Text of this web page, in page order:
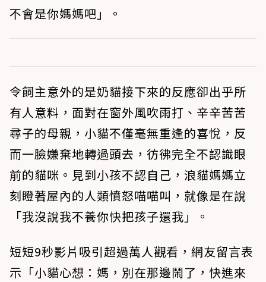
不會是你媽媽吧」。
令飼主意外的是奶貓接下來的反應卻出乎所
有人意料，面對在窗外風吹雨打、辛辛苦苦
尋子的母親，小貓不僅毫無重逢的喜悅，反
而一臉嫌棄地轉過頭去，彷彿完全不認識眼
前的貓咪。見到小孩不認自己，浪貓媽媽立
刻瞪著屋內的人類憤怒喵喵叫，就像是在說
「我沒說我不養你快把孩子還我」。
短短9秒影片吸引超過萬人觀看，網友留言表
示「小貓心想：媽，別在那邊鬧了，快進來